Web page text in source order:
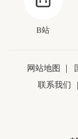
B站
网站地图
联系我们